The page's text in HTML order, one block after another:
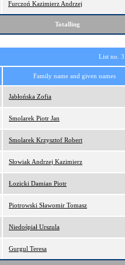
Furczoń Kazimierz Andrzej
Totalling
List no.
Family name and given names
Jabłońska Zofia
Smolarek Piotr Jan
Smolarek Krzysztof Robert
Słowiak Andrzej Kazimierz
Łozicki Damian Piotr
Piotrowski Sławomir Tomasz
Niedośpiał Urszula
Gurgul Teresa